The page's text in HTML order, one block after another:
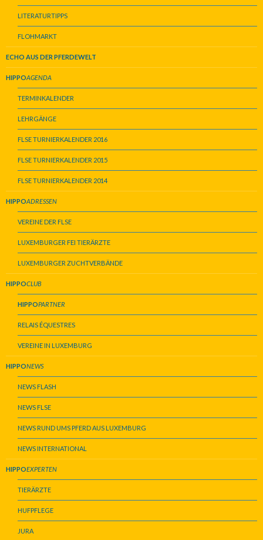
LITERATURTIPPS
FLOHMARKT
ECHO AUS DER PFERDEWELT
HIPPOAGENDA
TERMINKALENDER
LEHRGÄNGE
FLSE TURNIERKALENDER 2016
FLSE TURNIERKALENDER 2015
FLSE TURNIERKALENDER 2014
HIPPOADRESSEN
VEREINE DER FLSE
LUXEMBURGER FEI TIERÄRZTE
LUXEMBURGER ZUCHTVERBÄNDE
HIPPOCLUB
HIPPOPARTNER
RELAIS ÉQUESTRES
VEREINE IN LUXEMBURG
HIPPONEWS
NEWS FLASH
NEWS FLSE
NEWS RUND UMS PFERD AUS LUXEMBURG
NEWS INTERNATIONAL
HIPPOEXPERTEN
TIERÄRZTE
HUFPFLEGE
JURA